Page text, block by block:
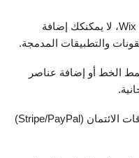
على عكس Wix، لا يمكنكك إضافة
والتطبيقات المدمجة.
الخط أو إضافة عناصر
الدفع ببطاقات الائتمان (Stripe/PayPal)